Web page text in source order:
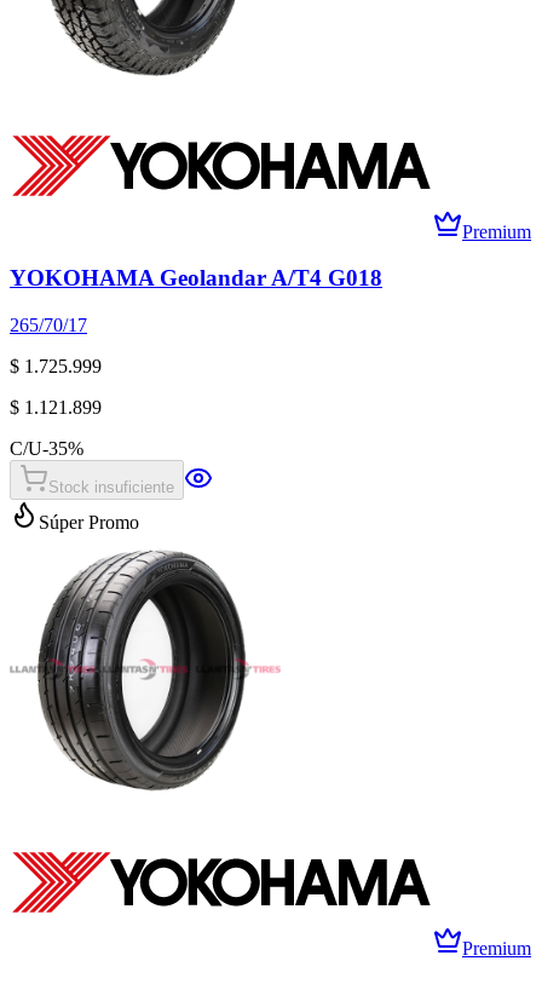
Premium
YOKOHAMA Geolandar A/T4 G018
265/70/17
$ 1.725.999
$ 1.121.899
C/U-35%
Stock insuficiente
Súper Promo
Premium